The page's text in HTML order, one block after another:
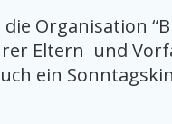
Organisation
Eltern und
ein